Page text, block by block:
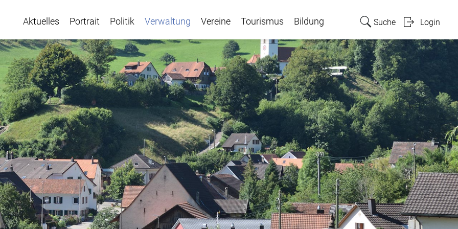
Aktuelles Portrait Politik Verwaltung Vereine Tourismus Bildung Suche Login